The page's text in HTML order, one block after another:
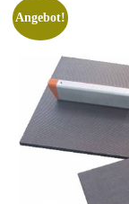
Angebot!